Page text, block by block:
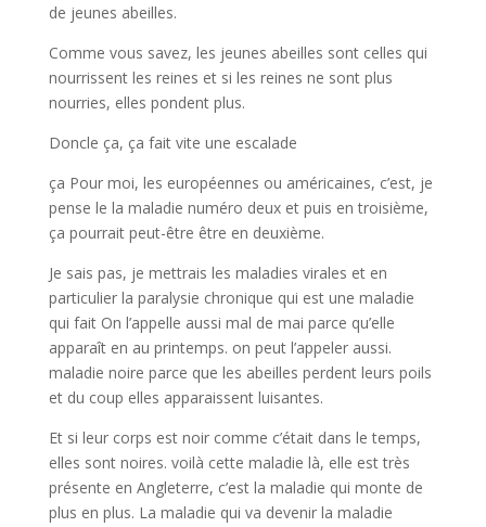
de jeunes abeilles.
Comme vous savez, les jeunes abeilles sont celles qui
nourrissent les reines et si les reines ne sont plus
nourries, elles pondent plus.
Doncle ça, ça fait vite une escalade
ça Pour moi, les européennes ou américaines, c’est, je
pense le la maladie numéro deux et puis en troisième,
ça pourrait peut-être être en deuxième.
Je sais pas, je mettrais les maladies virales et en
particulier la paralysie chronique qui est une maladie
qui fait On l’appelle aussi mal de mai parce qu’elle
apparaît en au printemps. on peut l’appeler aussi.
maladie noire parce que les abeilles perdent leurs poils
et du coup elles apparaissent luisantes.
Et si leur corps est noir comme c’était dans le temps,
elles sont noires. voilà cette maladie là, elle est très
présente en Angleterre, c’est la maladie qui monte de
plus en plus. La maladie qui va devenir la maladie